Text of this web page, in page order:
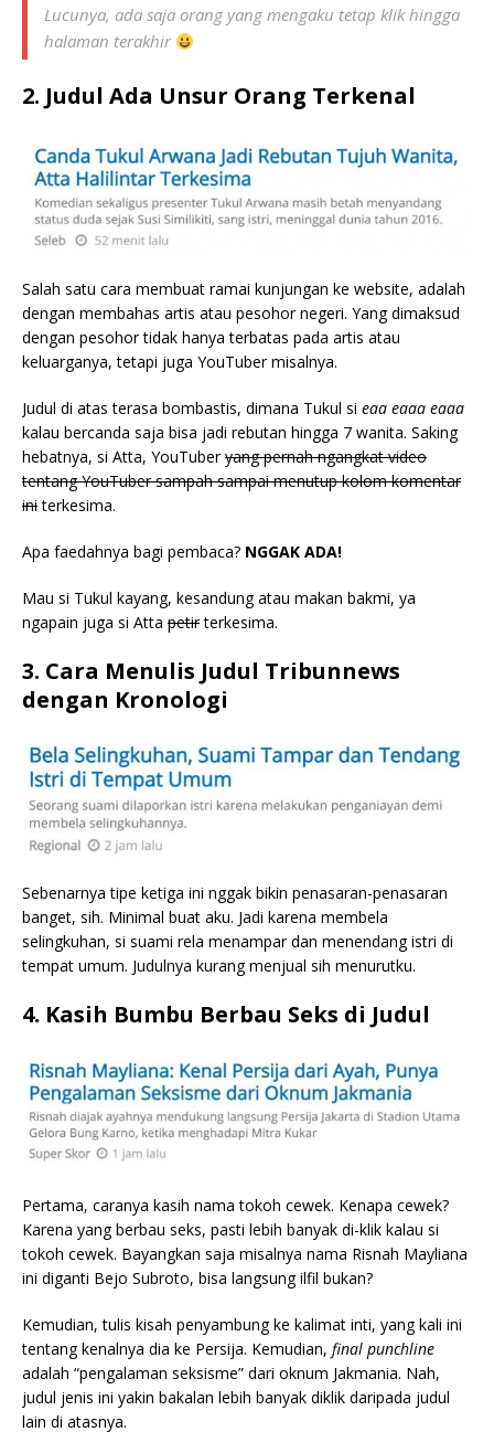
Lucunya, ada saja orang yang mengaku tetap klik hingga
halaman terakhir
2. Judul Ada Unsur Orang Terkenal
Salah satu cara membuat ramai kunjungan ke website, adalah
dengan membahas artis atau pesohor negeri. Yang dimaksud
dengan pesohor tidak hanya terbatas pada artis atau
keluarganya, tetapi juga YouTuber misalnya.
Judul di atas terasa bombastis, dimana Tukul si eaa eaaa eaaa
kalau bercanda saja bisa jadi rebutan hingga 7 wanita. Saking
hebatnya, si Atta, YouTuberyang pernah ngangkat video
tentang YouTuber sampah sampai menutup kolom komentar
initerkesima.
Apa faedahnya bagi pembaca? NGGAK ADA!
Mau si Tukul kayang, kesandung atau makan bakmi, ya
ngapain juga si Atta petirterkesima.
3. Cara Menulis Judul Tribunnews
dengan Kronologi
Sebenarnya tipe ketiga ini nggak bikin penasaran-penasaran
banget, sih. Minimal buat aku. Jadi karena membela
selingkuhan, si suami rela menampar dan menendang istri di
tempat umum. Judulnya kurang menjual sih menurutku.
4. Kasih Bumbu Berbau Seks di Judul
Pertama, caranya kasih nama tokoh cewek. Kenapa cewek?
Karena yang berbau seks, pasti lebih banyak di-klik kalau si
tokoh cewek. Bayangkan saja misalnya nama Risnah Mayliana
ini diganti Bejo Subroto, bisa langsung ilfil bukan?
Kemudian, tulis kisah penyambung ke kalimat inti, yang kali ini
tentang kenalnya dia ke Persija. Kemudian, final punchline
adalah “pengalaman seksisme” dari oknum Jakmania. Nah,
judul jenis ini yakin bakalan lebih banyak diklik daripada judul
lain di atasnya.